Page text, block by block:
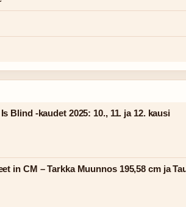
Blind -kaudet 2025: 10., 11. ja 12. kausi
in CM – Tarkka Muunnos 195,58 cm ja